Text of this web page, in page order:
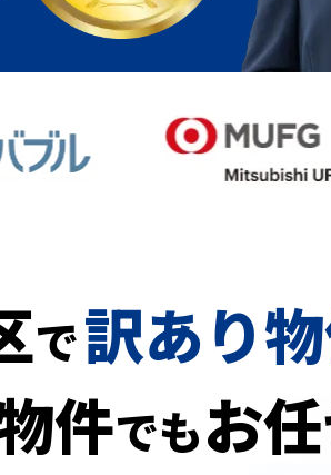
で訳あり
件でもお